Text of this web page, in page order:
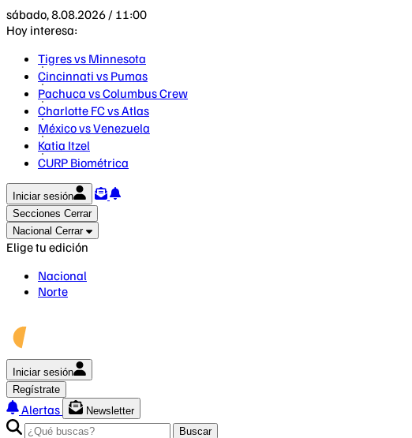
sábado, 8.08.2026 / 11:00
Hoy interesa:
Tigres vs Minnesota
Cincinnati vs Pumas
Pachuca vs Columbus Crew
Charlotte FC vs Atlas
México vs Venezuela
Katia Itzel
CURP Biométrica
Iniciar sesión
Secciones Cerrar
Nacional Cerrar
Elige tu edición
Nacional
Norte
Iniciar sesión
Regístrate
Alertas
Newsletter
Buscar